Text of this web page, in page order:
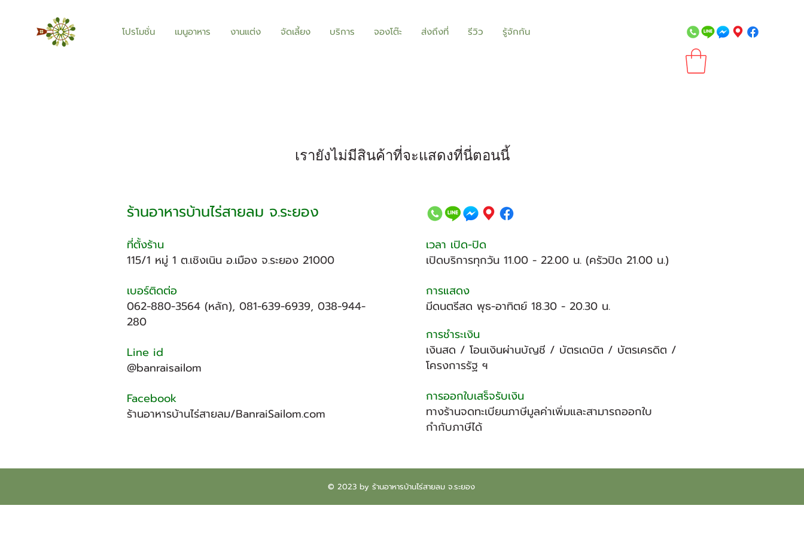
โปรโมชั่น เมนูอาหาร งานแต่ง จัดเลี้ยง บริการ จองโต๊ะ ส่งถึงที่ รีวิว รู้จักกัน
เรายังไม่มีสินค้าที่จะแสดงที่นี่ตอนนี้
ร้านอาหารบ้านไร่สายลม จ.ระยอง
ที่ตั้งร้าน
115/1 หมู่ 1 ต.เชิงเนิน อ.เมือง จ.ระยอง 21000
เบอร์ติดต่อ
062-880-3564 (หลัก), 081-639-6939, 038-944-
280
Line id
@banraisailom
Facebook
ร้านอาหารบ้านไร่สายลม/BanraiSailom.com
เวลา เปิด-ปิด
เปิดบริการทุกวัน 11.00 - 22.00 น. (ครัวปิด 21.00 น.)
การแสดง
มีดนตรีสด พุธ-อาทิตย์ 18.30 - 20.30 น.
การชำระเงิน
เงินสด / โอนเงินผ่านบัญชี / บัตรเดบิต / บัตรเครดิต /
โครงการรัฐ ฯ
การออกใบเสร็จรับเงิน
ทางร้านจดทะเบียนภาษีมูลค่าเพิ่มและสามารถออกใบ
กำกับภาษีได้
© 2023 by ร้านอาหารบ้านไร่สายลม จ.ระยอง